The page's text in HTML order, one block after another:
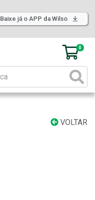
Baixe já o APP da Wilso
0
VOLTAR